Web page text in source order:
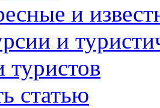
и
и
туристов
статью